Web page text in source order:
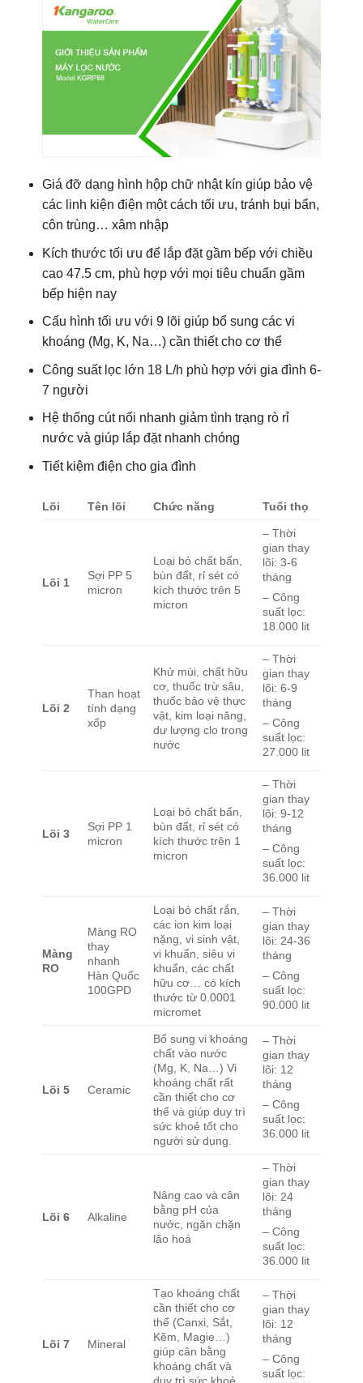
Giá đỡ dạng hình hộp chữ nhật kín giúp bảo vệ
các linh kiện điện một cách tối ưu, tránh bụi bẩn,
côn trùng… xâm nhập
Kích thước tối ưu để lắp đặt gầm bếp với chiều
cao 47.5 cm, phù hợp với mọi tiêu chuẩn gầm
bếp hiện nay
Cấu hình tối ưu với 9 lõi giúp bổ sung các vi
khoáng (Mg, K, Na…) cần thiết cho cơ thể
Công suất lọc lớn 18 L/h phù hợp với gia đình 6-
7 người
Hệ thống cút nối nhanh giảm tình trạng rò rỉ
nước và giúp lắp đặt nhanh chóng
Tiết kiệm điện cho gia đình
Lõi Tên lõi Chức năng Tuổi thọ
Lõi 1
Sợi PP 5
micron
Loại bỏ chất bẩn,
bùn đất, rỉ sét có
kích thước trên 5
micron
– Thời
gian thay
lõi: 3-6
tháng
– Công
suất lọc:
18.000 lit
Lõi 2
Than hoạt
tính dạng
xốp
Khử mùi, chất hữu
cơ, thuốc trừ sâu,
thuốc bảo vệ thực
vật, kim loại năng,
dư lượng clo trong
nước
– Thời
gian thay
lõi: 6-9
tháng
– Công
suất lọc:
27.000 lit
Lõi 3
Sợi PP 1
micron
Loại bỏ chất bẩn,
bùn đất, rỉ sét có
kích thước trên 1
micron
– Thời
gian thay
lõi: 9-12
tháng
– Công
suất lọc:
36.000 lit
Màng
RO
Màng RO
thay
nhanh
Hàn Quốc
100GPD
Loại bỏ chất rắn,
các ion kim loại
nặng, vi sinh vật,
vi khuẩn, siêu vi
khuẩn, các chất
hữu cơ… có kích
thước từ 0.0001
micromet
– Thời
gian thay
lõi: 24-36
tháng
– Công
suất lọc:
90.000 lit
Lõi 5 Ceramic
Bổ sung vi khoáng
chất vào nước
(Mg, K, Na…) Vi
khoáng chất rất
cần thiết cho cơ
thể và giúp duy trì
sức khoẻ tốt cho
người sử dụng.
– Thời
gian thay
lõi: 12
tháng
– Công
suất lọc:
36.000 lit
Lõi 6 Alkaline
Nâng cao và cân
bằng pH của
nước, ngăn chặn
lão hoá
– Thời
gian thay
lõi: 24
tháng
– Công
suất lọc:
36.000 lit
Lõi 7 Mineral
Tạo khoáng chất
cần thiết cho cơ
thể (Canxi, Sắt,
Kẽm, Magie…)
giúp cân bằng
khoáng chất và
– Thời
gian thay
lõi: 12
tháng
– Công
suất lọc: